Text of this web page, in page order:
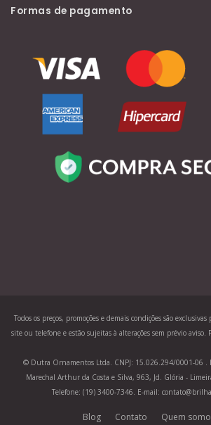
Formas de pagamento
Todos os preços, promoções e demais condições são
site ou telefone e estão sujeitas à alterações sem prévio
© Dutra Ornamentos Ltda. CNPJ: 15.026.294/0001-06 .
Marechal Arthur da Costa e Silva, 963, Jd. Glória -
Telefone: (19) 3400-7346. E-mail:
Blog Contato Quem